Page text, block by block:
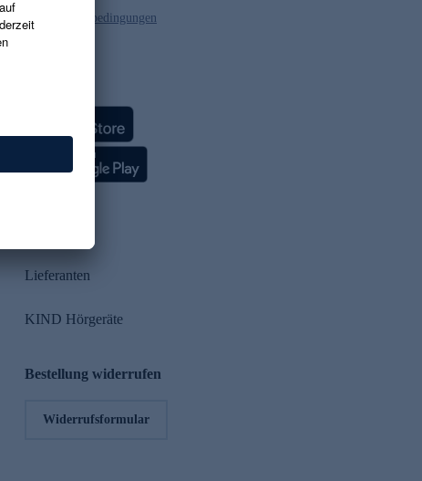
und die Gutscheinbedingungen
Lieferanten
KIND Hörgeräte
Bestellung widerrufen
Widerrufsformular